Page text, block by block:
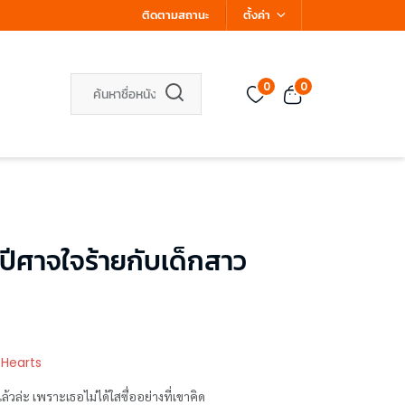
ติดตามสถานะ ตั้งค่า
0 0
าจใจร้ายกับเด็กสาว
Hearts
ะ เพราะเธอไม่ได้ใสซื่ออย่างที่เขาคิด